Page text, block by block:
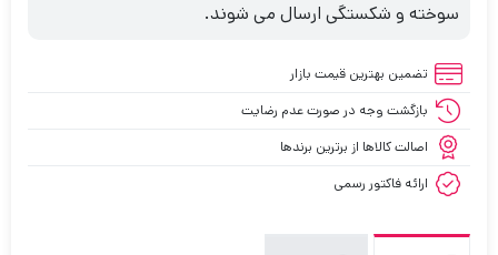
سوخته و شکستگی ارسال می شوند.
تضمین بهترین قیمت بازار
بازگشت وجه در صورت عدم رضایت
اصالت کالاها از برترین برندها
ارائه فاکتور رسمی